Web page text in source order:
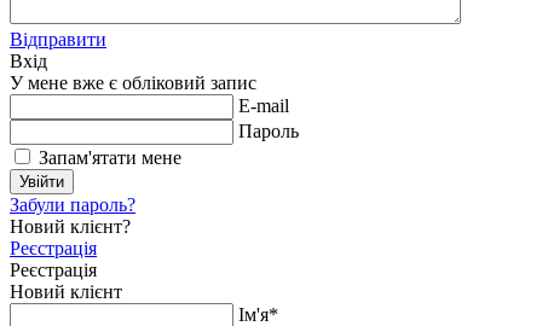
Відправити
Вхід
У мене вже є обліковий запис
E-mail
Пароль
Запам'ятати мене
Увійти
Забули пароль?
Новий клієнт?
Реєстрація
Реєстрація
Новий клієнт
Ім'я*